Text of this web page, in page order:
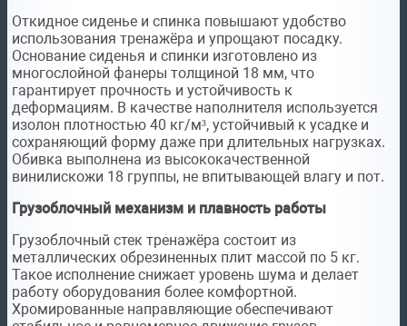
Откидное сиденье и спинка повышают удобство
использования тренажёра и упрощают посадку.
Основание сиденья и спинки изготовлено из
многослойной фанеры толщиной 18 мм, что
гарантирует прочность и устойчивость к
деформациям. В качестве наполнителя используется
изолон плотностью 40 кг/м³, устойчивый к усадке и
сохраняющий форму даже при длительных нагрузках.
Обивка выполнена из высококачественной
винилискожи 18 группы, не впитывающей влагу и пот.
Грузоблочный механизм и плавность работы
Грузоблочный стек тренажёра состоит из
металлических обрезиненных плит массой по 5 кг.
Такое исполнение снижает уровень шума и делает
работу оборудования более комфортной.
Хромированные направляющие обеспечивают